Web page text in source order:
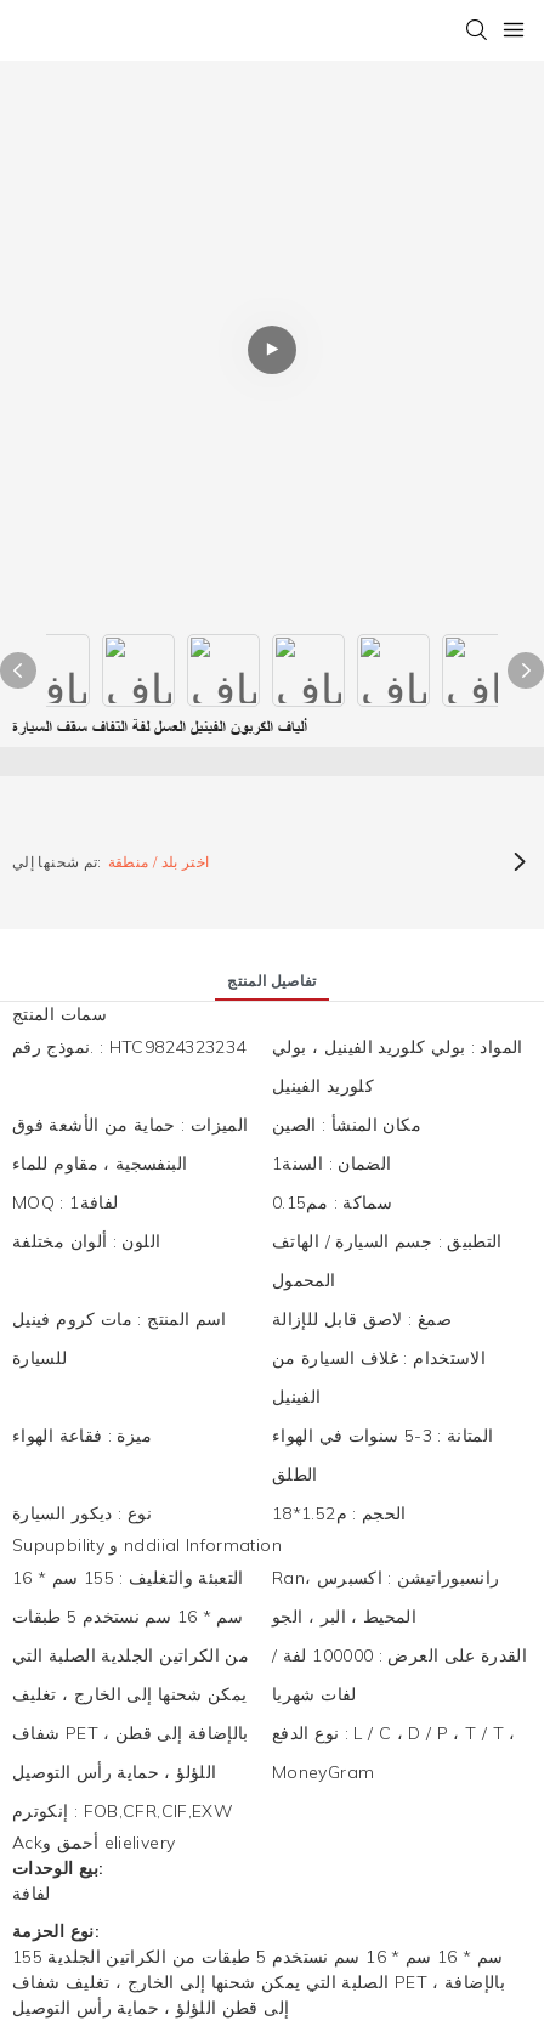
ألياف الكربون الفينيل العسل لفة التفاف سقف السيارة
تم شحنها إلي: اختر بلد / منطقة
تفاصيل المنتج
سمات المنتج
نموذج رقم. : HTC9824323234 المواد : بولي كلوريد الفينيل ، بولي
كلوريد الفينيل
الميزات : حماية من الأشعة فوق
البنفسجية ، مقاوم للماء
مكان المنشأ : الصين
الضمان : السنة1
MOQ : لفافة1 سماكة : مم0.15
اللون : ألوان مختلفة التطبيق : جسم السيارة / الهاتف
المحمول
اسم المنتج : مات كروم فينيل
للسيارة
صمغ : لاصق قابل للإزالة
الاستخدام : غلاف السيارة من
الفينيل
ميزة : فقاعة الهواء المتانة :
3-5 سنوات في الهواء
الطلق
نوع : ديكور السيارة الحجم : م1.52*18
Supupbility و nddiial Information
التعبئة والتغليف :
155 سم * 16
سم * 16 سم نستخدم 5 طبقات
من الكراتين الجلدية الصلبة التي
يمكن شحنها إلى الخارج ، تغليف
شفاف PET ، بالإضافة إلى قطن
اللؤلؤ ، حماية رأس التوصيل
Ranرانسبوراتيشن : اكسبرس ،
المحيط ، البر ، الجو
القدرة على العرض :
100000 لفة /
لفات شهريا
: L / C ، D / P ، T / T ،
MoneyGram
: FOB,CFR,CIF,EXW
Ackأحمق و elielivery
بيع الوحدات:
لفافة
نوع الحزمة:
155 سم * 16 سم * 16 سم نستخدم 5 طبقات من الكراتين الجلدية
الصلبة التي يمكن شحنها إلى الخارج ، تغليف شفاف PET ، بالإضافة
إلى قطن اللؤلؤ ، حماية رأس التوصيل